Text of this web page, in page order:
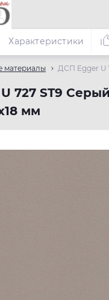
материалы ДСП Egger U
727 ST9
мм
Характеристики